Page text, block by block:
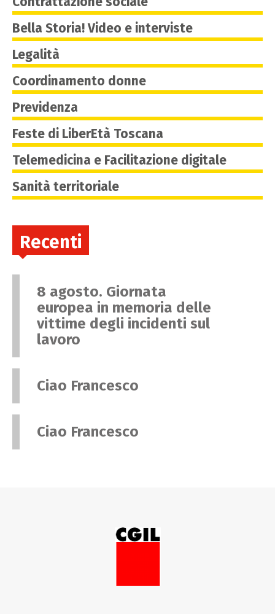
Bella Storia! Video e interviste
Legalità
Coordinamento donne
Previdenza
Feste di LiberEtà Toscana
Telemedicina e Facilitazione digitale
Sanità territoriale
Recenti
8 agosto. Giornata
europea in memoria delle
vittime degli incidenti sul
lavoro
Ciao Francesco
Ciao Francesco